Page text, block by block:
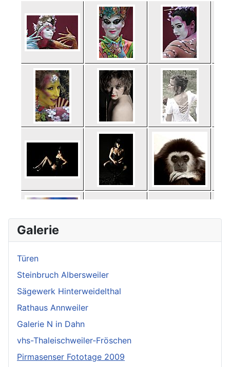
Galerie
Türen
Steinbruch Albersweiler
Sägewerk Hinterweidelthal
Rathaus Annweiler
Galerie N in Dahn
vhs-Thaleischweiler-Fröschen
Pirmasenser Fototage 2009